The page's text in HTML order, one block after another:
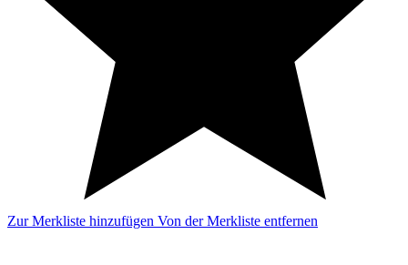
Zur Merkliste hinzufügen Von der Merkliste entfernen